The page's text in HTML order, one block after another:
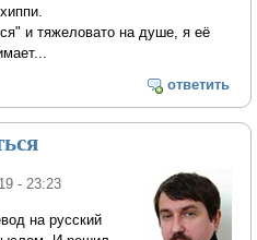
и тяжеловато на душе, я её
ответить
- 23:23
на русский